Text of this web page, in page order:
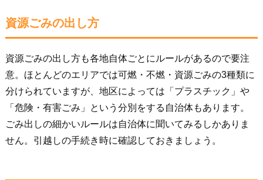
資源ごみの出し方
資源ごみの出し方も各地自体ごとにルールがあるので要注
意。ほとんどのエリアでは可燃・不燃・資源ごみの3種類に
分けられていますが、地区によっては「プラスチック」や
「危険・有害ごみ」という分別をする自治体もあります。
ごみ出しの細かいルールは自治体に聞いてみるしかありま
せん。引越しの手続き時に確認しておきましょう。